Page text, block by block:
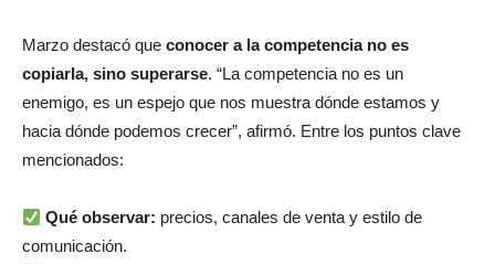
Marzo destacó que conocer a la competencia no es
copiarla, sino superarse. “La competencia no es un
enemigo, es un espejo que nos muestra dónde estamos y
hacia dónde podemos crecer”, afirmó. Entre los puntos clave
mencionados:
Qué observar: precios, canales de venta y estilo de
comunicación.